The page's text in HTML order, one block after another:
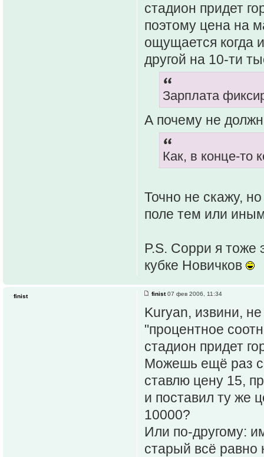
стадион придет
поэтому цена на
ощущается когда
другой на 10-ти
Зарплата
А почему не
Как, в конце-то
Точно не скажу,
поле тем или
P.S. Сорри я тоже
кубке Новичков
finist07 фев 2006, 11:34
Kuryan, извини,
"процентное
стадион придет
Можешь ещё раз
ставлю цену 15,
и поставил ту же
10000?
Или по-другому:
старый всё равно
finist